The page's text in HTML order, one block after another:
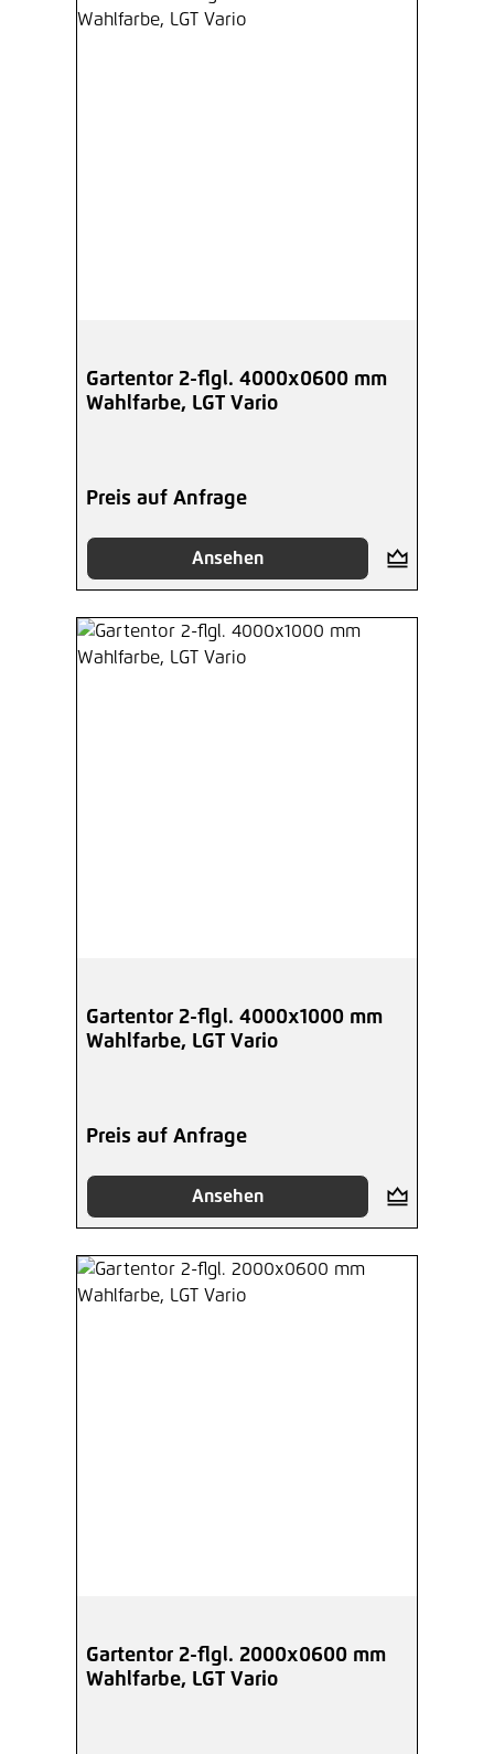
Gartentor 2-flgl. 4000x0600 mm
Wahlfarbe, LGT Vario
Preis auf Anfrage
Ansehen
Gartentor 2-flgl. 4000x1000 mm
Wahlfarbe, LGT Vario
Preis auf Anfrage
Ansehen
Gartentor 2-flgl. 2000x0600 mm
Wahlfarbe, LGT Vario